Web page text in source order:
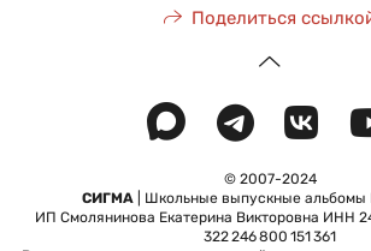
Поделиться
© 2007-2024
СИГМА | Школьные выпускные альбомы
ИП Смолянинова Екатерина Викторовна ИНН
322 246 800 151 361